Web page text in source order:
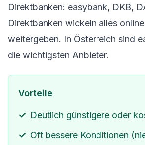
Direktbanken: easybank, DKB,
Direktbanken wickeln alles
weitergeben. In Österreich sind
die wichtigsten Anbieter.
Vorteile
Deutlich günstigere oder
Oft bessere Konditionen